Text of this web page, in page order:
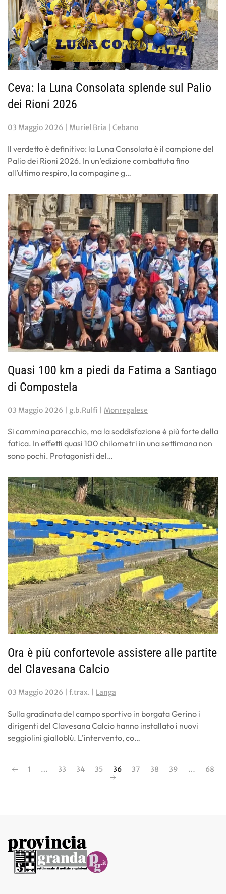
Ceva: la Luna Consolata splende sul Palio
dei Rioni 2026
03 Maggio 2026 | Muriel Bria | Cebano
Il verdetto è definitivo: la Luna Consolata è il campione del
Palio dei Rioni 2026. In un’edizione combattuta fino
all’ultimo respiro, la compagine g…
Quasi 100 km a piedi da Fatima a Santiago
di Compostela
03 Maggio 2026 | g.b.Rulfi | Monregalese
Si cammina parecchio, ma la soddisfazione è più forte della
fatica. In effetti quasi 100 chilometri in una settimana non
sono pochi. Protagonisti del…
Ora è più confortevole assistere alle partite
del Clavesana Calcio
03 Maggio 2026 | f.trax. | Langa
Sulla gradinata del campo sportivo in borgata Gerino i
dirigenti del Clavesana Calcio hanno installato i nuovi
seggiolini gialloblù. L’intervento, co…
1 … 33 34 35 36 37 38 39 … 68